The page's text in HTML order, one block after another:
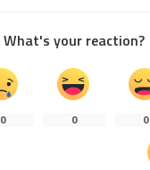
What's your reaction?
0 0 0